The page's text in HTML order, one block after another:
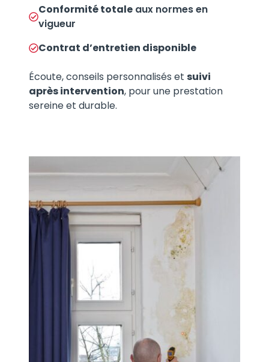
Conformité totale aux normes en
vigueur
Contrat d’entretien disponible
Écoute, conseils personnalisés et suivi
après intervention, pour une prestation
sereine et durable.